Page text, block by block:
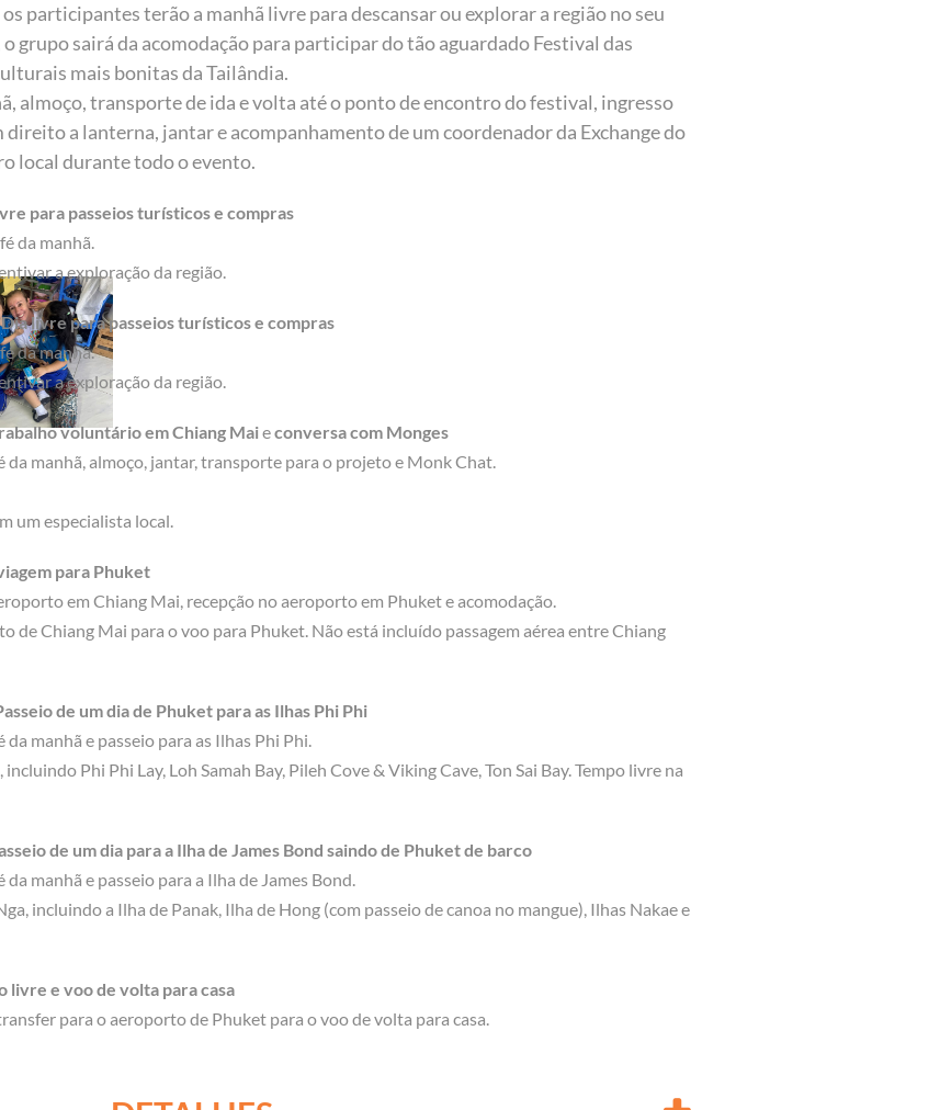
participantes terão a manhã livre para descansar ou explorar a região no seu
grupo sairá da acomodação para participar do tão aguardado Festival das
mais bonitas da Tailândia.
almoço, transporte de ida e volta até o ponto de encontro do festival, ingresso
direito a lanterna, jantar e acompanhamento de um coordenador da Exchange do
local durante todo o evento.
para passeios turísticos e compras
da manhã.
a exploração da região.
livre para passeios turísticos e compras
da manhã.
a exploração da região.
voluntário em Chiang Maieconversa com Monges
da manhã, almoço, jantar, transporte para o projeto e Monk Chat.
um especialista local.
para Phuket
em Chiang Mai, recepção no aeroporto em Phuket e acomodação.
de Chiang Mai para o voo para Phuket. Não está incluído passagem aérea entre Chiang
de um dia de Phuket para as Ilhas Phi Phi
manhã e passeio para as Ilhas Phi Phi.
Phi Phi Lay, Loh Samah Bay, Pileh Cove & Viking Cave, Ton Sai Bay. Tempo livre na
de um dia para a Ilha de James Bond saindo de Phuket de barco
manhã e passeio para a Ilha de James Bond.
incluindo a Ilha de Panak, Ilha de Hong (com passeio de canoa no mangue), Ilhas Nakae e
livre e voo de volta para casa
para o aeroporto de Phuket para o voo de volta para casa.